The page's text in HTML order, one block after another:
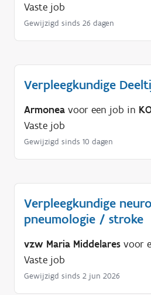
Vaste job
Gewijzigd sinds 26 dagen
Verpleegkundige
Armonea voor een job in
Vaste job
Gewijzigd sinds 10 dagen
Verpleegkundige
pneumologie / stroke
vzw Maria Middelares voor
Vaste job
Gewijzigd sinds 2 jun 2026